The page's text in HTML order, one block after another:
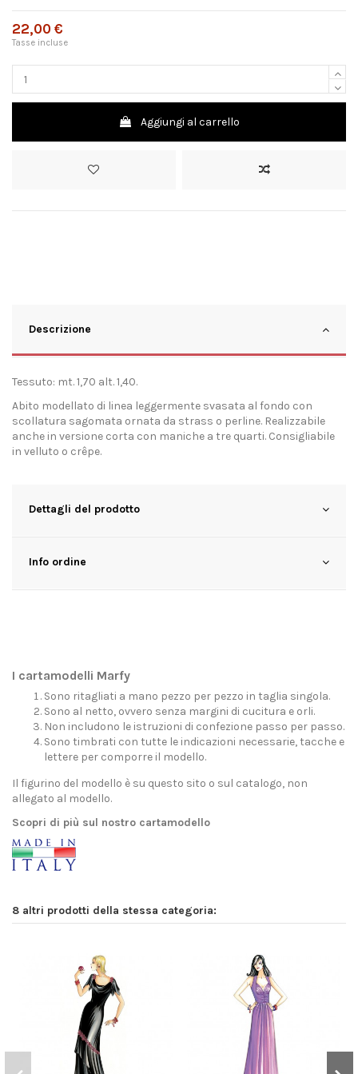
22,00 €
Tasse incluse
Aggiungi al carrello
Descrizione
Tessuto: mt. 1,70 alt. 1,40.
Abito modellato di linea leggermente svasata al fondo con
scollatura sagomata ornata da strass o perline. Realizzabile
anche in versione corta con maniche a tre quarti. Consigliabile
in velluto o crêpe.
Dettagli del prodotto
Info ordine
I cartamodelli Marfy
Sono ritagliati a mano pezzo per pezzo in taglia singola.
Sono al netto, ovvero senza margini di cucitura e orli.
Non includono le istruzioni di confezione passo per passo.
Sono timbrati con tutte le indicazioni necessarie, tacche e
lettere per comporre il modello.
Il figurino del modello è su questo sito o sul catalogo, non
allegato al modello.
Scopri di più sul nostro cartamodello
8 altri prodotti della stessa categoria: